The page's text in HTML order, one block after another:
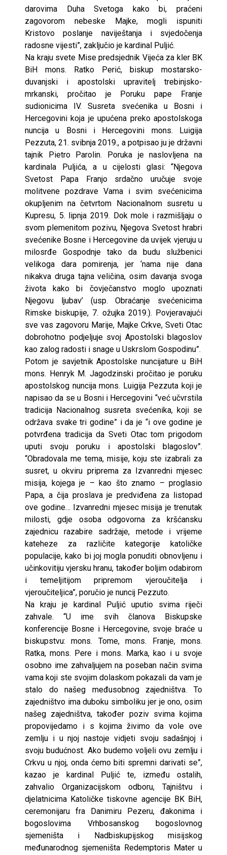
darovima Duha Svetoga kako bi, praćeni
zagovorom nebeske Majke, mogli ispuniti
Kristovo poslanje naviještanja i svjedočenja
radosne vijesti”, zaključio je kardinal Puljić.
Na kraju svete Mise predsjednik Vijeća za kler BK
BiH mons. Ratko Perić, biskup mostarsko-
duvanjski i apostolski upravitelj trebinjsko-
mrkanski, pročitao je Poruku pape Franje
sudionicima IV. Susreta svećenika u Bosni i
Hercegovini koja je upućena preko apostolskoga
nuncija u Bosni i Hercegovini mons. Luigija
Pezzuta, 21. svibnja 2019., a potpisao ju je državni
tajnik Pietro Parolin. Poruka je naslovljena na
kardinala Puljića, a u cijelosti glasi: “Njegova
Svetost Papa Franjo srdačno uručuje svoje
molitvene pozdrave Vama i svim svećenicima
okupljenim na četvrtom Nacionalnom susretu u
Kupresu, 5. lipnja 2019. Dok mole i razmišljaju o
svom plemenitom pozivu, Njegova Svetost hrabri
svećenike Bosne i Hercegovine da uvijek vjeruju u
milosrđe Gospodnje tako da budu službenici
velikoga dara pomirenja, jer ‘nama nije dana
nikakva druga tajna veličina, osim davanja svoga
života kako bi čovječanstvo moglo upoznati
Njegovu ljubav’ (usp. Obraćanje svećenicima
Rimske biskupije, 7. ožujka 2019.). Povjeravajući
sve vas zagovoru Marije, Majke Crkve, Sveti Otac
dobrohotno podjeljuje svoj Apostolski blagoslov
kao zalog radosti i snage u Uskrslom Gospodinu”.
Potom je savjetnik Apostolske nuncijature u BiH
mons. Henryk M. Jagodzinski pročitao je poruku
apostolskog nuncija mons. Luigija Pezzuta koji je
napisao da se u Bosni i Hercegovini “već učvrstila
tradicija Nacionalnog susreta svećenika, koji se
održava svake tri godine” i da je “i ove godine je
potvrđena tradicija da Sveti Otac tom prigodom
uputi svoju poruku i apostolski blagoslov”.
“Obradovala me tema, misije, koju ste izabrali za
susret, u okviru priprema za Izvanredni mjesec
misija, kojega je – kao što znamo – proglasio
Papa, a čija proslava je predviđena za listopad
ove godine… Izvanredni mjesec misija je trenutak
milosti, gdje osoba odgovorna za kršćansku
zajednicu razabire sadržaje, metode i vrijeme
kateheze za različite kategorije katoličke
populacije, kako bi joj mogla ponuditi obnovljenu i
učinkovitiju vjersku hranu, također boljim odabirom
i temeljitijom pripremom vjeroučitelja i
vjeroučiteljica”, poručio je nuncij Pezzuto.
Na kraju je kardinal Puljić uputio svima riječi
zahvale. “U ime svih članova Biskupske
konferencije Bosne i Hercegovine, svoje braće u
biskupstvu: mons. Tome, mons. Franje, mons.
Ratka, mons. Pere i mons. Marka, kao i u svoje
osobno ime zahvaljujem na poseban način svima
vama koji ste svojim dolaskom pokazali da vam je
stalo do našeg međusobnog zajedništva. To
zajedništvo ima duboku simboliku jer je ono, osim
našeg zajedništva, također poziv svima kojima
propovijedamo i s kojima živimo da vole ove
zemlju i u njoj nastoje vidjeti svoju sadašnjoj i
svoju budućnost. Ako budemo voljeli ovu zemlju i
Crkvu u njoj, onda ćemo biti spremni darivati se”,
kazao je kardinal Puljić te, između ostalih,
zahvalio Organizacijskom odboru, Tajništvu i
djelatnicima Katoličke tiskovne agencije BK BiH,
ceremonijaru fra Danimiru Pezeru, đakonima i
bogoslovima Vrhbosanskog bogoslovnog
sjemeništa i Nadbiskupijskog misijskog
međunarodnog sjemeništa Redemptoris Mater u